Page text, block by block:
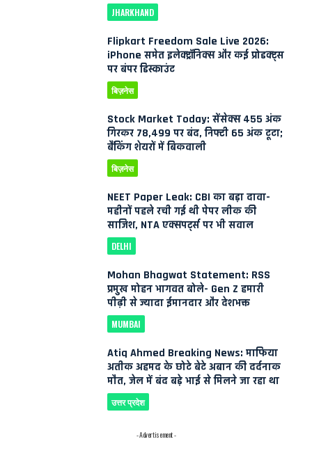
JHARKHAND
Flipkart Freedom Sale Live 2026:
iPhone समेत इलेक्ट्रॉनिक्स और कई प्रोडक्ट्स
पर बंपर डिस्काउंट
बिज़नेस
Stock Market Today: सेंसेक्स 455 अंक
गिरकर 78,499 पर बंद, निफ्टी 65 अंक टूटा;
बैंकिंग शेयरों में बिकवाली
बिज़नेस
NEET Paper Leak: CBI का बड़ा दावा-
महीनों पहले रची गई थी पेपर लीक की
साजिश, NTA एक्सपर्ट्स पर भी सवाल
DELHI
Mohan Bhagwat Statement: RSS
प्रमुख मोहन भागवत बोले- Gen Z हमारी
पीढ़ी से ज्यादा ईमानदार और देशभक्त
MUMBAI
Atiq Ahmed Breaking News: माफिया
अतीक अहमद के छोटे बेटे अबान की दर्दनाक
मौत, जेल में बंद बड़े भाई से मिलने जा रहा था
उत्तर प्रदेश
- Advertisement -